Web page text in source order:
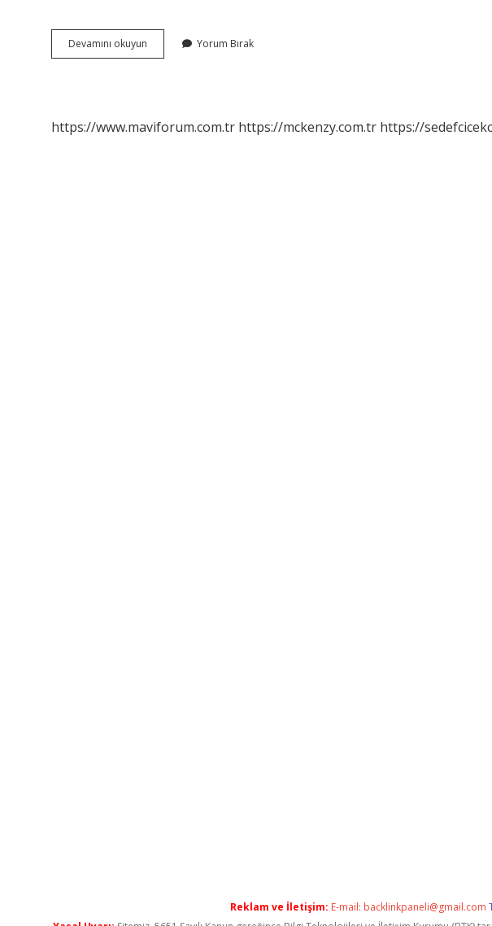
Devamını okuyun
Akü
Yorum Bırak
https://www.maviforum.com.tr https://mckenzy.com.tr https://
Reklam ve İletişim: E-mail: backlinkpaneli@gmail.com